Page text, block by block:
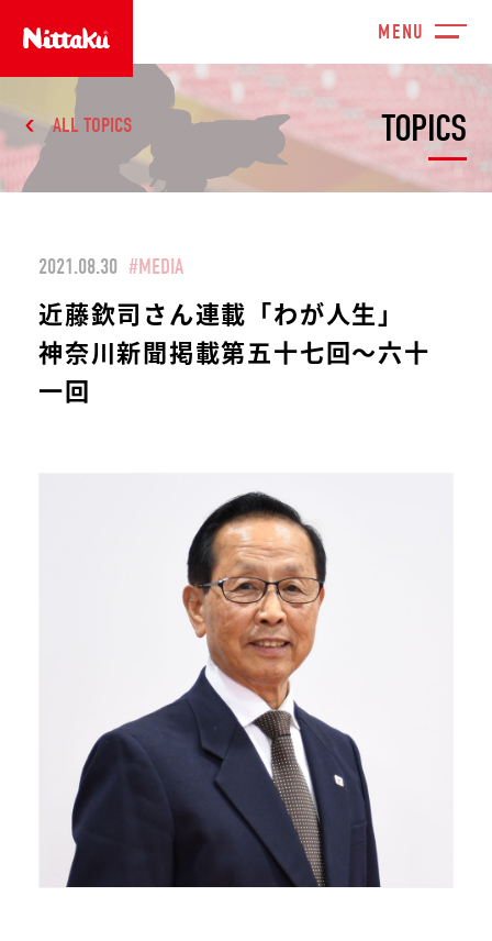
TOPICS
ALL TOPICS
2021.08.30 #MEDIA
近藤欽司さん連載「わが人生」
神奈川新聞掲載第五十七回～六十
一回